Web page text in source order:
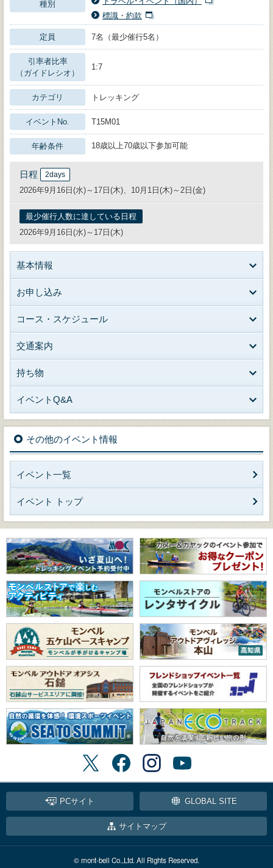
種別
標識・約款
定員 7名（最少催行5名）
引率者比率
（ガイドレシオ）
1:7
カテゴリ トレッキング
イベントNo. T15M01
年齢条件 18歳以上70歳以下参加可能
日程 2days
2026年9月16日(水)～17日(木)、10月1日(木)～2日(金)
最少催行人数に達している日程
2026年9月16日(水)～17日(木)
基本情報
お申し込み
コース・スケジュール
交通案内
持ち物
イベントQ&A
その他のイベント情報
イベント一覧
イベント トップ
PCサイト GLOBAL SITE
サイトマップ
© mont-bell Co.,Ltd. All Rights Reserved.